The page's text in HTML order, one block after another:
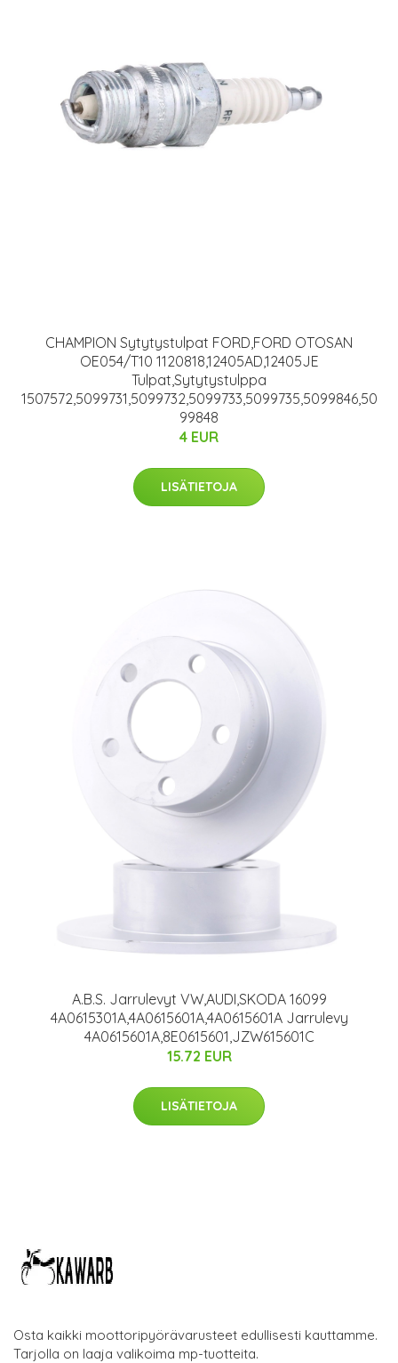
CHAMPION Sytytystulpat FORD,FORD OTOSAN
OE054/T10 1120818,12405AD,12405JE
Tulpat,Sytytystulppa
1507572,5099731,5099732,5099733,5099735,5099846,50
99848
4 EUR
LISÄTIETOJA
A.B.S. Jarrulevyt VW,AUDI,SKODA 16099
4A0615301A,4A0615601A,4A0615601A Jarrulevy
4A0615601A,8E0615601,JZW615601C
15.72 EUR
LISÄTIETOJA
Osta kaikki moottoripyörävarusteet edullisesti kauttamme.
Tarjolla on laaja valikoima mp-tuotteita.